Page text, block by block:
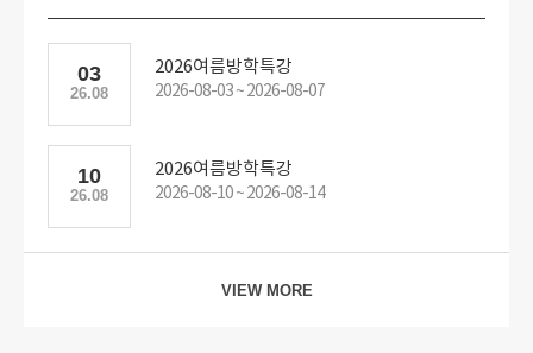
03
26.08
2026여름방학특강
2026-08-03 ~ 2026-08-07
10
26.08
2026여름방학특강
2026-08-10 ~ 2026-08-14
VIEW MORE